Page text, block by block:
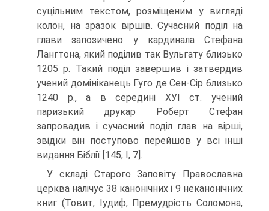
суцільним текстом, розмі­щеним у вигляді
колон, на зразок віршів. Сучасний поділ на
глави запозичено у кардинала Стефана
Лангтона, який поділив так Вульгату близько
1205 р. Такий поділ завершив і затвердив
учений домініканець Гуго де Сен-Сір близько
1240 р., а в середині ХУІ ст. учений
паризький друкар Роберт Стефан
запровадив і сучас­ний поділ глав на вірші,
звідки він поступово перейшов у всі інші
видання Біблії [145, І, 7].
У складі Старого Заповіту Православна
церква налічує 38 канонічних і 9 неканонічних
книг (Товит, Іудиф, Премудрість Соломона,